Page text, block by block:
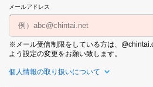
メールアドレス
※メール受信制限をしている方は、
よう設定の変更をお願い致します。
個人情報の取り扱いについて